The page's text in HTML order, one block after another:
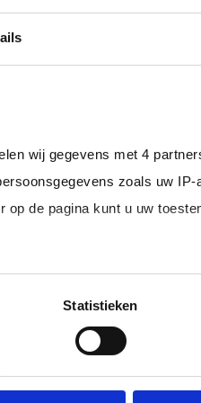
wij gegevens met 4
zoals uw
de pagina kunt u uw
Statistieken
van ruim 20%
, zodat
regio.
Ik
of
Je
krijgt